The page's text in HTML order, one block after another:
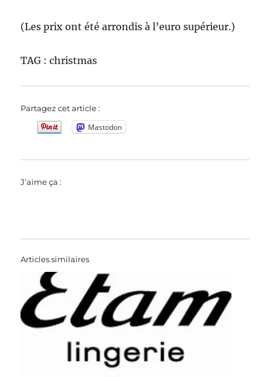
(Les prix ont été arrondis à l’euro supérieur.)
TAG : christmas
Partagez cet article :
Mastodon
J’aime ça :
Articles similaires